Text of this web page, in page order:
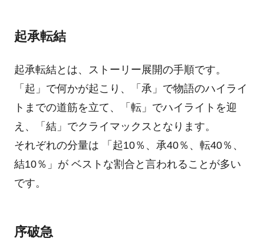
起承転結
起承転結とは、ストーリー展開の手順です。
「起」で何かが起こり、「承」で物語のハイライ
トまでの道筋を立て、「転」でハイライトを迎
え、「結」でクライマックスとなります。
それぞれの分量は 「起10％、承40％、転40％、
結10％」が ベストな割合と言われることが多い
です。
序破急